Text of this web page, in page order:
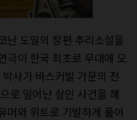
난 도일의 장편 추리소설을
극이 한국 최초로 무대에 오
사가 바스커빌 가문의 전
로 일어난 살인 사건을 해
머와 위트로 기발하게 풀어